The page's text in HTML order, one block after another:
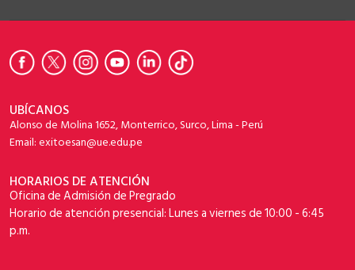
UBÍCANOS
Alonso de Molina 1652, Monterrico, Surco, Lima - Perú
Email: exitoesan@ue.edu.pe
HORARIOS DE ATENCIÓN
Oficina de Admisión de Pregrado
Horario de atención presencial: Lunes a viernes de 10:00 - 6:45
p.m.